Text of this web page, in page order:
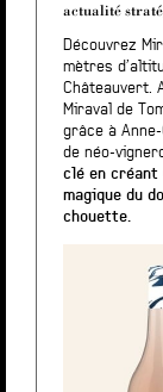
actualité
Découvrez
mètres
Châteauvert.
Miraval de
grâce à
de néo-
clé en créant
magique du
chouette.